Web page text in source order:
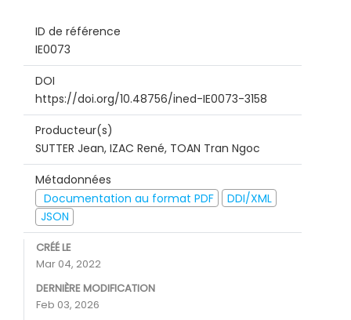
ID de référence
IE0073
DOI
https://doi.org/10.48756/ined-IE0073-3158
Producteur(s)
SUTTER Jean, IZAC René, TOAN Tran Ngoc
Métadonnées
Documentation au format PDF
DDI/XML
JSON
CRÉÉ LE
Mar 04, 2022
DERNIÈRE MODIFICATION
Feb 03, 2026